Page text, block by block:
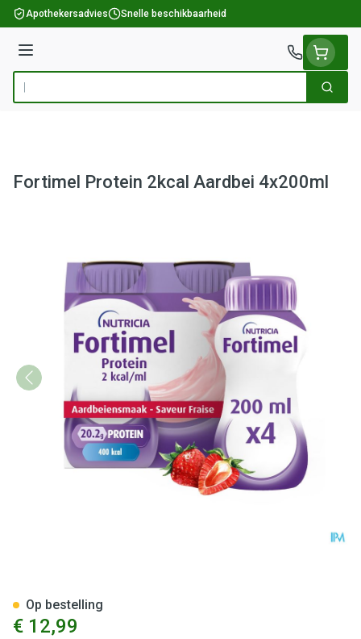
Ga naar de inhoud
Apothekersadvies Snelle beschikbaarheid
Menu
Product, merk, categorie... Zoek
Fortimel Protein 2kcal Aardbei 4x200ml
€ 12,99
Op bestelling